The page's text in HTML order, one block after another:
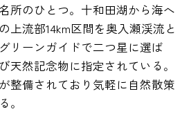
所のひとつ。十和田湖から海へ
上流部14km区間を奥入瀬渓流と
リーンガイドで二つ星に選ば
天然記念物に指定されている。
整備されており気軽に自然散策
。